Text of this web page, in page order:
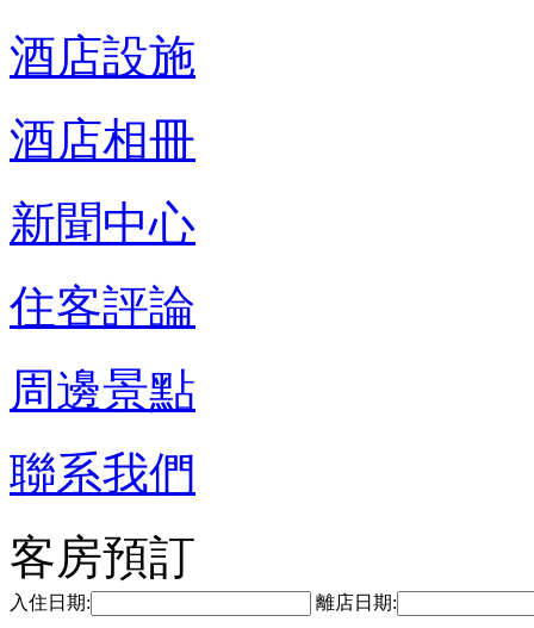
酒店設施
酒店相冊
新聞中心
住客評論
周邊景點
聯系我們
客房預訂
入住日期: 離店日期: